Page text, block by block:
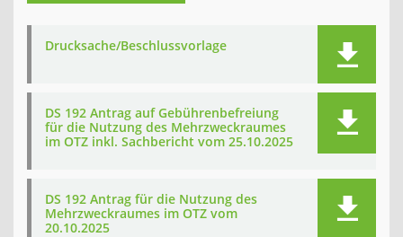
Drucksache/Beschlussvorlage
DS 192 Antrag auf Gebührenbefreiung
für die Nutzung des Mehrzweckraumes
im OTZ inkl. Sachbericht vom 25.10.2025
DS 192 Antrag für die Nutzung des
Mehrzweckraumes im OTZ vom
20.10.2025